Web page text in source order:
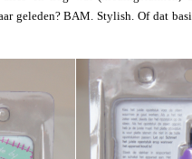
geleden? BAM. Stylish. Of dat